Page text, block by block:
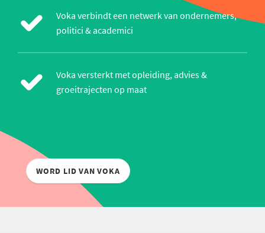
Voka verbindt een netwerk van ondernemers,
politici & academici
Voka versterkt met opleiding, advies &
groeitrajecten op maat
WORD LID VAN VOKA